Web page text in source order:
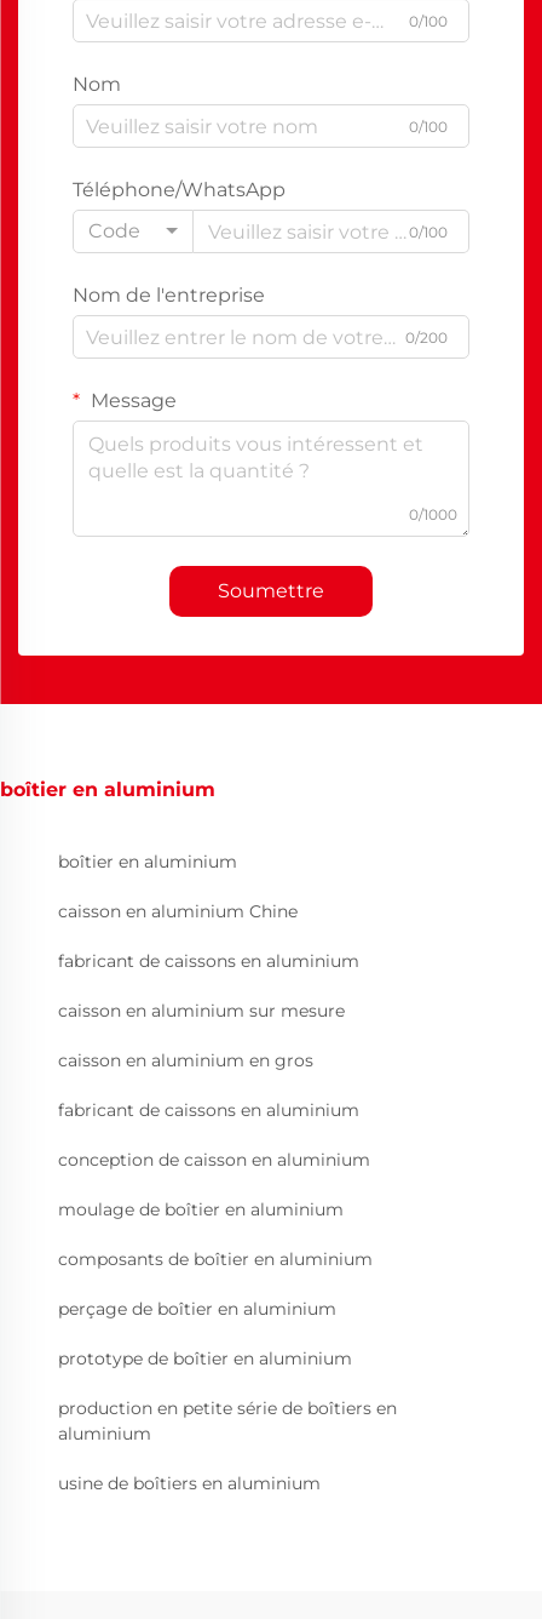
0/100
Nom
0/100
Téléphone/WhatsApp
Code
0/100
Nom de l'entreprise
0/200
Message
0/1000
Soumettre
boîtier en aluminium
boîtier en aluminium
caisson en aluminium Chine
fabricant de caissons en aluminium
caisson en aluminium sur mesure
caisson en aluminium en gros
fabricant de caissons en aluminium
conception de caisson en aluminium
moulage de boîtier en aluminium
composants de boîtier en aluminium
perçage de boîtier en aluminium
prototype de boîtier en aluminium
production en petite série de boîtiers en
aluminium
usine de boîtiers en aluminium